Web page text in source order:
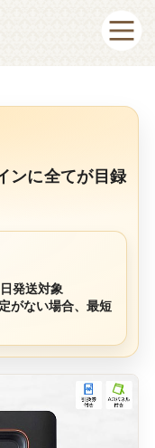
ンに全てが目録
発送対象
がない場合、最短